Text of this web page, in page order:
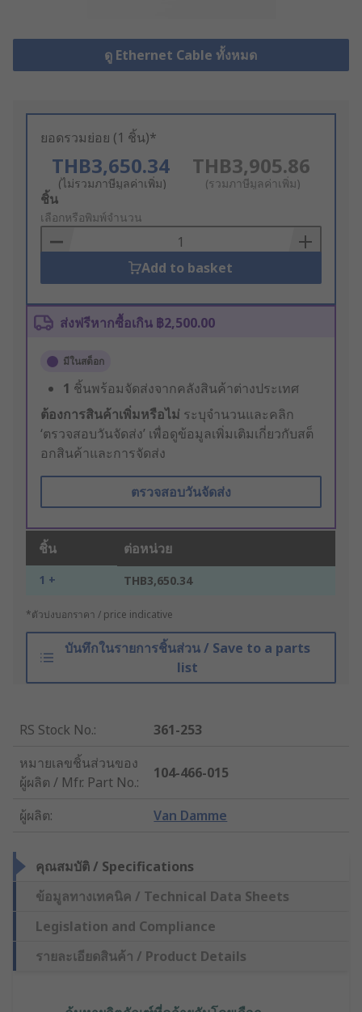
ดู Ethernet Cable ทั้งหมด
ยอดรวมย่อย (1 ชิ้น)*
THB3,650.34
(ไม่รวมภาษีมูลค่าเพิ่ม)
THB3,905.86
(รวมภาษีมูลค่าเพิ่ม)
Add
to
Basket
ชิ้น
เลือกหรือพิมพ์จำนวน
Add to basket
ส่งฟรีหากซื้อเกิน ฿2,500.00
มีในสต็อก
1 ชิ้นพร้อมจัดส่งจากคลังสินค้าต่างประเทศ
ต้องการสินค้าเพิ่มหรือไม่ ระบุจำนวนและคลิก
‘ตรวจสอบวันจัดส่ง’ เพื่อดูข้อมูลเพิ่มเติมเกี่ยวกับสต็
อกสินค้าและการจัดส่ง
ตรวจสอบวันจัดส่ง
ชิ้น ต่อหน่วย
1 + THB3,650.34
*ตัวบ่งบอกราคา / price indicative
บันทึกในรายการชิ้นส่วน / Save to a parts
list
RS Stock No.:
361-253
หมายเลขชิ้นส่วนของ
ผู้ผลิต / Mfr. Part No.:
104-466-015
ผู้ผลิต: Van Damme
คุณสมบัติ / Specifications
ข้อมูลทางเทคนิค / Technical Data Sheets
Legislation and Compliance
รายละเอียดสินค้า / Product Details